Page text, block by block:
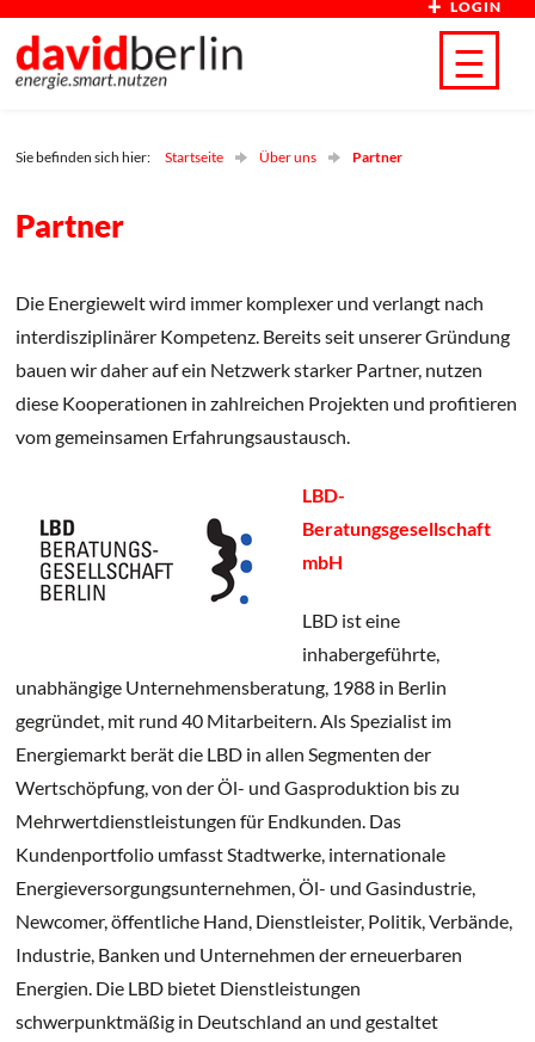
Direkt zum Inhalt LOGIN
☰
Sie befinden sich hier: Startseite Über uns Partner
Partner
Die Energiewelt wird immer komplexer und verlangt nach
interdisziplinärer Kompetenz. Bereits seit unserer Gründung
bauen wir daher auf ein Netzwerk starker Partner, nutzen
diese Kooperationen in zahlreichen Projekten und profitieren
vom gemeinsamen Erfahrungsaustausch.
LBD-
Beratungsgesellschaft
mbH
LBD ist eine
inhabergeführte,
unabhängige Unternehmensberatung, 1988 in Berlin
gegründet, mit rund 40 Mitarbeitern. Als Spezialist im
Energiemarkt berät die LBD in allen Segmenten der
Wertschöpfung, von der Öl- und Gasproduktion bis zu
Mehrwertdienstleistungen für Endkunden. Das
Kundenportfolio umfasst Stadtwerke, internationale
Energieversorgungsunternehmen, Öl- und Gasindustrie,
Newcomer, öffentliche Hand, Dienstleister, Politik, Verbände,
Industrie, Banken und Unternehmen der erneuerbaren
Energien. Die LBD bietet Dienstleistungen
schwerpunktmäßig in Deutschland an und gestaltet